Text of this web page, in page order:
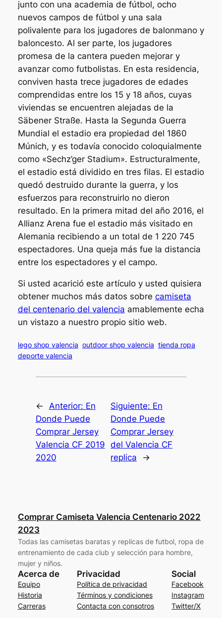
junto con una academia de fútbol, ocho
nuevos campos de fútbol y una sala
polivalente para los jugadores de balonmano y
baloncesto. Al ser parte, los jugadores
promesa de la cantera pueden mejorar y
avanzar como futbolistas. En esta residencia,
conviven hasta trece jugadores de edades
comprendidas entre los 15 y 18 años, cuyas
viviendas se encuentren alejadas de la
Säbener Straße. Hasta la Segunda Guerra
Mundial el estadio era propiedad del 1860
Múnich, y es todavía conocido coloquialmente
como «Sechz’ger Stadium». Estructuralmente,
el estadio está dividido en tres filas. El estadio
quedó destruido durante la guerra, y los
esfuerzos para reconstruirlo no dieron
resultado. En la primera mitad del año 2016, el
Allianz Arena fue el estadio más visitado en
Alemania recibiendo a un total de 1 220 745
espectadores. Una queja más fue la distancia
entre los espectadores y el campo.
Si usted acarició este artículo y usted quisiera
obtener muchos más datos sobre camiseta
del centenario del valencia amablemente echa
un vistazo a nuestro propio sitio web.
lego shop valencia outdoor shop valencia tienda ropa
deporte valencia
← Anterior: En
Donde Puede
Comprar Jersey
Valencia CF 2019
2020
Siguiente: En
Donde Puede
Comprar Jersey
del Valencia CF
replica
→
Comprar Camiseta Valencia Centenario 2022
2023
Todas las camisetas baratas y replicas de futbol, ropa de
entrenamiento de cada club y selección para hombre,
mujer y niños.
Acerca de
Equipo
Historia
Carreras
Privacidad
Política de privacidad
Términos y condiciones
Contacta con consotros
Social
Facebook
Instagram
Twitter/X